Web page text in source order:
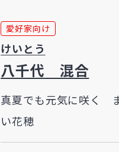
愛好家向け
けいとう
八千代 混合
真夏でも元気に咲く
い花穂